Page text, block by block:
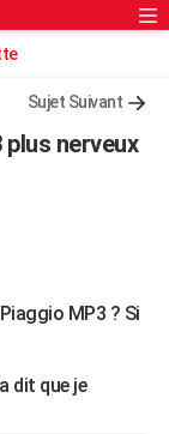
Sujet Suivant
nerveux
MP3 ? Si
dit que je